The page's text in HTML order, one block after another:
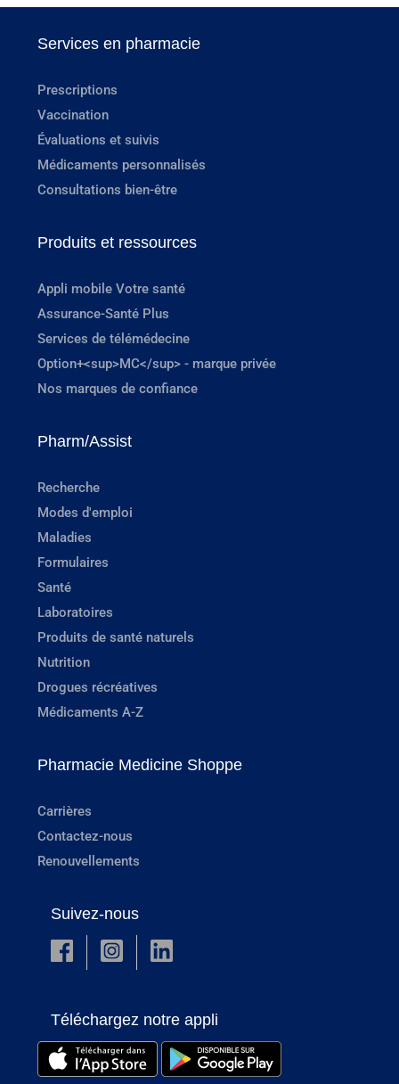
Services en pharmacie
Prescriptions
Vaccination
Évaluations et suivis
Médicaments personnalisés
Consultations bien-être
Produits et ressources
Appli mobile Votre santé
Assurance-Santé Plus
Services de télémédecine
Option+<sup>MC</sup> - marque privée
Nos marques de confiance
Pharm/Assist
Recherche
Modes d'emploi
Maladies
Formulaires
Santé
Laboratoires
Produits de santé naturels
Nutrition
Drogues récréatives
Médicaments A-Z
Pharmacie Medicine Shoppe
Carrières
Contactez-nous
Renouvellements
Suivez-nous
Téléchargez notre appli